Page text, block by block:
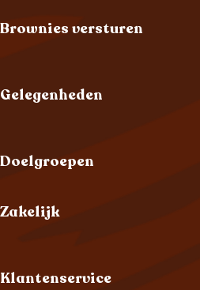
Brownies versturen
Gelegenheden
Doelgroepen
Zakelijk
Klantenservice